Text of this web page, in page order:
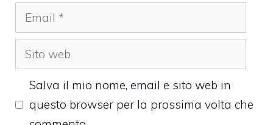
Email
Sito
web
Salva il mio nome, email e sito web in
questo browser per la prossima volta che